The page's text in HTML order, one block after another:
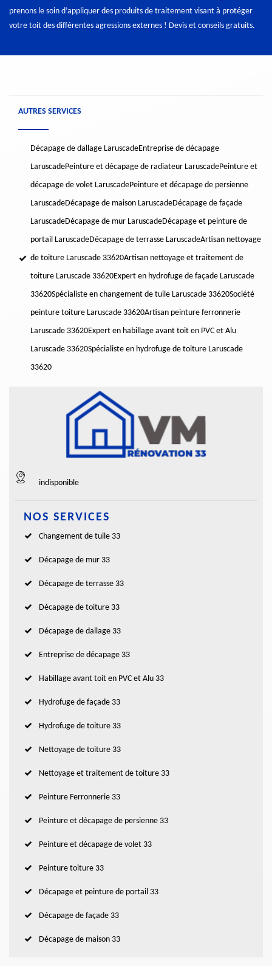
prenons le soin d’appliquer des produits de traitement visant à protéger
votre toit des différentes agressions externes ! Devis et conseils gratuits.
AUTRES SERVICES
Décapage de dallage LaruscadeEntreprise de décapage
LaruscadePeinture et décapage de radiateur LaruscadePeinture et
décapage de volet LaruscadePeinture et décapage de persienne
LaruscadeDécapage de maison LaruscadeDécapage de façade
LaruscadeDécapage de mur LaruscadeDécapage et peinture de
portail LaruscadeDécapage de terrasse LaruscadeArtisan nettoyage
de toiture Laruscade 33620Artisan nettoyage et traitement de
toiture Laruscade 33620Expert en hydrofuge de façade Laruscade
33620Spécialiste en changement de tuile Laruscade 33620Société
peinture toiture Laruscade 33620Artisan peinture ferronnerie
Laruscade 33620Expert en habillage avant toit en PVC et Alu
Laruscade 33620Spécialiste en hydrofuge de toiture Laruscade
33620
indisponible
NOS SERVICES
Changement de tuile 33
Décapage de mur 33
Décapage de terrasse 33
Décapage de toiture 33
Décapage de dallage 33
Entreprise de décapage 33
Habillage avant toit en PVC et Alu 33
Hydrofuge de façade 33
Hydrofuge de toiture 33
Nettoyage de toiture 33
Nettoyage et traitement de toiture 33
Peinture Ferronnerie 33
Peinture et décapage de persienne 33
Peinture et décapage de volet 33
Peinture toiture 33
Décapage et peinture de portail 33
Décapage de façade 33
Décapage de maison 33